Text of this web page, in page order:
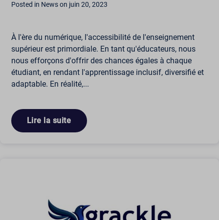
Posted in News on juin 20, 2023
À l'ère du numérique, l'accessibilité de l'enseignement
supérieur est primordiale. En tant qu'éducateurs, nous
nous efforçons d'offrir des chances égales à chaque
étudiant, en rendant l'apprentissage inclusif, diversifié et
adaptable. En réalité,...
Lire la suite